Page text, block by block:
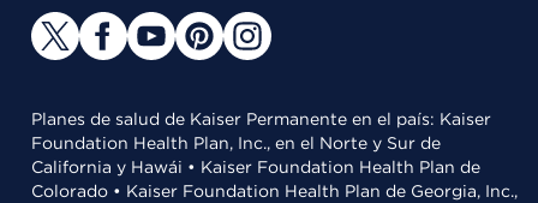
Planes de salud de Kaiser Permanente en el país: Kaiser
Foundation Health Plan, Inc., en el Norte y Sur de
California y Hawái • Kaiser Foundation Health Plan de
Colorado • Kaiser Foundation Health Plan de Georgia, Inc.,